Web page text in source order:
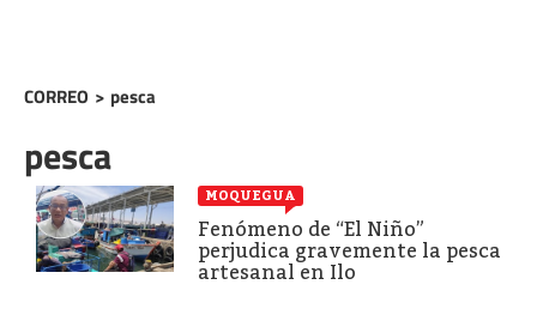
CORREO > pesca
pesca
MOQUEGUA
Fenómeno de “El Niño”
perjudica gravemente la pesca
artesanal en Ilo